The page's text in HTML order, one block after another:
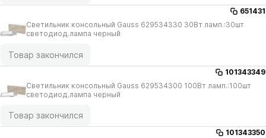
651431
Светильник консольный Gauss 629534330 30Вт ламп.:30шт
светодиод.лампа черный
Товар закончился
101343349
Светильник консольный Gauss 629534300 100Вт ламп.:100шт
светодиод.лампа черный
Товар закончился
101343350